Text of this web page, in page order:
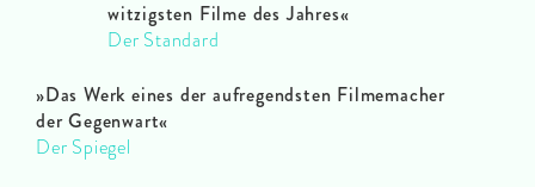
witzigsten Filme des Jahres«
Der Standard
»Das Werk eines der aufregendsten Filmemacher
der Gegenwart«
Der Spiegel